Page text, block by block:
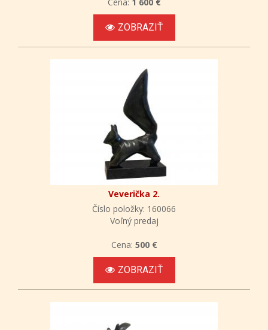
ZOBRAZIŤ
Veverička 2.
Číslo položky: 160066
Voľný predaj
Cena: 500 €
ZOBRAZIŤ